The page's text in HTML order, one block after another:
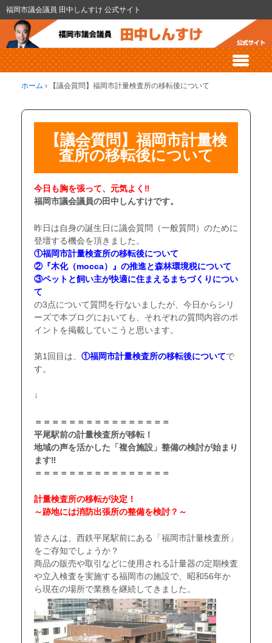
福岡市議会議員 田中しんすけ 公式サイト
ホーム › 【議会質問】福岡市計量検査所の移転後について
【議会質問】福岡市計量検
査所の移転後について
今日も胸を張って、元気よく‼
福岡市議会議員の田中しんすけです。
昨日は自身の誕生日に議会質問（一般質問）のために
登壇する機会を頂きました。
①福岡市計量検査所の移転後について
②『木化（mocca）』の推進と森林環境税について
③ペットと飼い主が快適に住まえるまちづくりについ
て
の3点について質問を行ないましたが、今日からシリ
ーズで本ブログにおいても、それぞれの質問内容のポ
イントを掲載していこうと思います。
第1回目は、 ①福岡市計量検査所の移転後についてで
す。
↓
＝＝＝＝＝＝＝＝＝＝＝＝＝＝＝＝
平尾駅前の計量検査所が移転！
地域の声を活かした「複合施設」整備の検討が始まり
ます‼
＝＝＝＝＝＝＝＝＝＝＝＝＝＝＝＝
計量検査所の移転が決定！
～跡地には消防出張所の整備を検討？～
皆さんは、西鉄平尾駅前にある「福岡市計量検査所」
をご存知でしょうか？
商品の販売や取引などに使用される計量器の定期検査
や立入検査を実施する福岡市の施設で、昭和56年か
ら現在の場所で業務を継続してきました。